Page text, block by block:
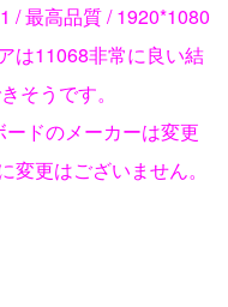
/ 最高品質 / 1920*1080
は11068非常に良い結
そうです。
ドのメーカーは変更
更はございません。